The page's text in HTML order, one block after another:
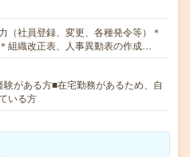
（社員登録、変更、各種発令等）＊
組織改正表、人事異動表の作成…
がある方■在宅勤務があるため、自
いる方